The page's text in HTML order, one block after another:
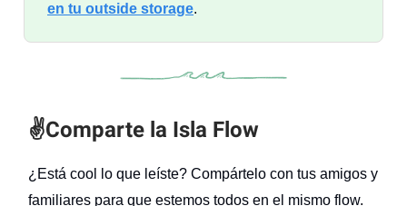
en tu outside storage.
✌️Comparte la Isla Flow
¿Está cool lo que leíste? Compártelo con tus amigos y
familiares para que estemos todos en el mismo flow.